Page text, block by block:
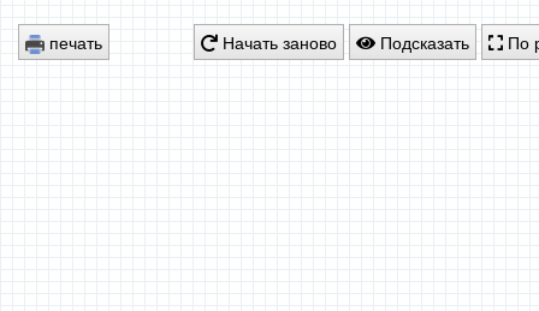
печать Начать заново Подсказать По